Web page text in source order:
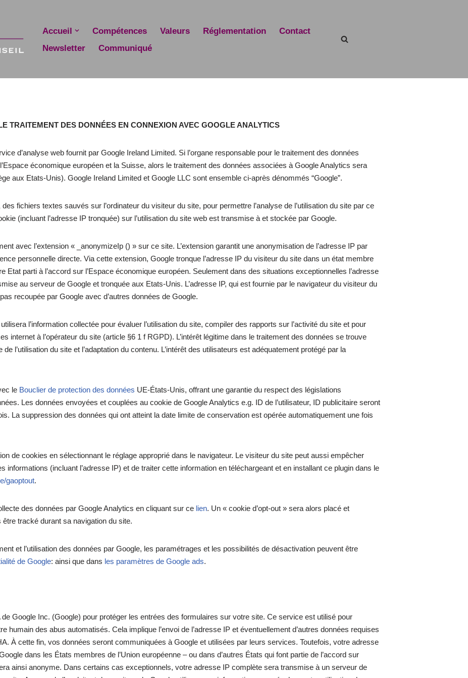
Accueil Compétences Valeurs Réglementation
Contact
Newsletter
Communiqué
TRAITEMENT DES DONNÉES EN CONNEXION AVEC GOOGLE ANALYTICS
d’analyse web fournit par Google Ireland Limited. Si l’organe responsable pour le traitement des données
économique européen et la Suisse, alors le traitement des données associées à Google Analytics sera
aux Etats-Unis). Google Ireland Limited et Google LLC sont ensemble ci-après dénommés “Google”.
fichiers textes sauvés sur l’ordinateur du visiteur du site, pour permettre l’analyse de l’utilisation du site par ce
(incluant l’adresse IP tronquée) sur l’utilisation du site web est transmise à et stockée par Google.
avec l’extension « _anonymizeIp () » sur ce site. L’extension garantit une anonymisation de l’adresse IP par
personnelle directe. Via cette extension, Google tronque l’adresse IP du visiteur du site dans un état membre
Etat parti à l’accord sur l’Espace économique européen. Seulement dans des situations exceptionnelles l’adresse
au serveur de Google et tronquée aux Etats-Unis. L’adresse IP, qui est fournie par le navigateur du visiteur du
recoupée par Google avec d’autres données de Google.
l’information collectée pour évaluer l’utilisation du site, compiler des rapports sur l’activité du site et pour
internet à l’opérateur du site (article §6 1 f RGPD). L’intérêt légitime dans le traitement des données se trouve
de l’utilisation du site et l’adaptation du contenu. L’intérêt des utilisateurs est adéquatement protégé par la
le Bouclier de protection des données UE-États-Unis, offrant une garantie du respect des législations
Les données envoyées et couplées au cookie de Google Analytics e.g. ID de l’utilisateur, ID publicitaire seront
La suppression des données qui ont atteint la date limite de conservation est opérée automatiquement une fois
de cookies en sélectionnant le réglage approprié dans le navigateur. Le visiteur du site peut aussi empêcher
informations (incluant l’adresse IP) et de traiter cette information en téléchargeant et en installant ce plugin dans le
gaoptout.
des données par Google Analytics en cliquant sur ce lien. Un « cookie d’opt-out » sera alors placé et
tracké durant sa navigation du site.
et l’utilisation des données par Google, les paramétrages et les possibilités de désactivation peuvent être
de Google: ainsi que dans les paramètres de Google ads.
Google Inc. (Google) pour protéger les entrées des formulaires sur votre site. Ce service est utilisé pour
humain des abus automatisés. Cela implique l’envoi de l’adresse IP et éventuellement d’autres données requises
À cette fin, vos données seront communiquées à Google et utilisées par leurs services. Toutefois, votre adresse
dans les États membres de l’Union européenne – ou dans d’autres États qui font partie de l’accord sur
ainsi anonyme. Dans certains cas exceptionnels, votre adresse IP complète sera transmise à un serveur de